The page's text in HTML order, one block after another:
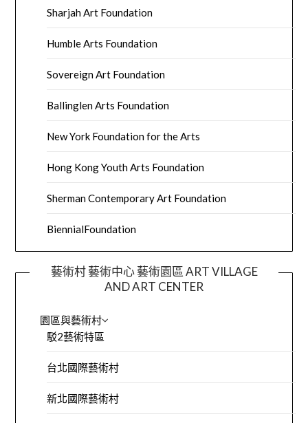
Sharjah Art Foundation
Humble Arts Foundation
Sovereign Art Foundation
Ballinglen Arts Foundation
New York Foundation for the Arts
Hong Kong Youth Arts Foundation
Sherman Contemporary Art Foundation
BiennialFoundation
藝術村 藝術中心 藝術園區 ART VILLAGE
AND ART CENTER
園區與藝術村
駁2藝術特區
台北國際藝術村
新北國際藝術村